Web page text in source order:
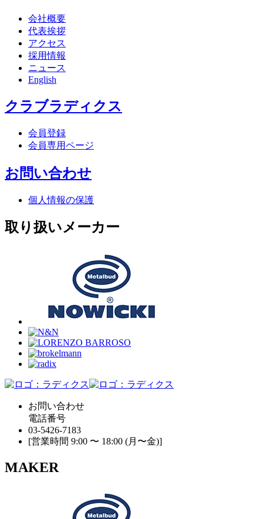
会社概要
代表挨拶
アクセス
採用情報
ニュース
English
クラブラディクス
会員登録
会員専用ページ
お問い合わせ
個人情報の保護
取り扱いメーカー
お問い合わせ
電話番号
03-5426-7183
[営業時間 9:00 〜 18:00 (月〜金)]
MAKER